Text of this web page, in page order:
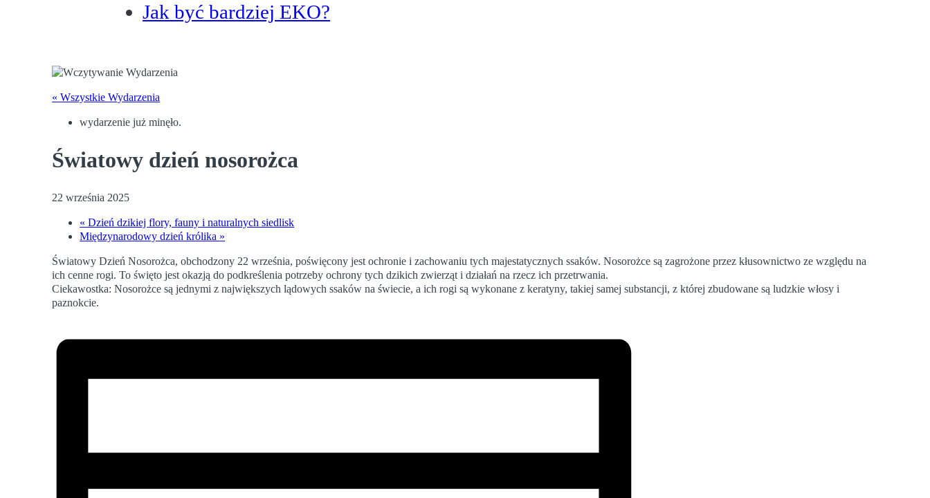
Jak być bardziej EKO?
« Wszystkie Wydarzenia
wydarzenie już minęło.
Światowy dzień nosorożca
22 września 2025
« Dzień dzikiej flory, fauny i naturalnych siedlisk
Międzynarodowy dzień królika »
Światowy Dzień Nosorożca, obchodzony 22 września, poświęcony jest ochronie i zachowaniu tych majestatycznych ssaków. Nosorożce są zagrożone przez kłusownictwo ze względu na
ich cenne rogi. To święto jest okazją do podkreślenia potrzeby ochrony tych dzikich zwierząt i działań na rzecz ich przetrwania.
Ciekawostka: Nosorożce są jednymi z największych lądowych ssaków na świecie, a ich rogi są wykonane z keratyny, takiej samej substancji, z której zbudowane są ludzkie włosy i
paznokcie.